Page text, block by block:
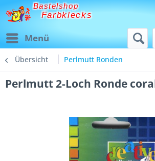
Bastelshop
Farbklecks
Menü
Übersicht Perlmutt Ronden
Perlmutt 2-Loch Ronde